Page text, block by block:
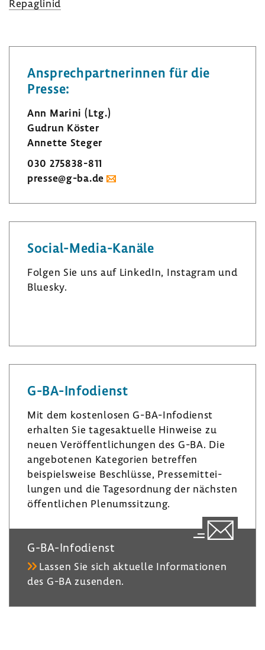
Repaglinid
Ansprech­part­ne­rinnen für die
Presse:
Ann Marini (Ltg.)
Gudrun Köster
Annette Steger
030 275838-​811
presse@g-ba.de
Social-​Media-Kanäle
Folgen Sie uns auf LinkedIn, Insta­gram und
Bluesky.
n
k
d
n
s
t
­
r
a
m
u
e
k
G-​BA-Infodienst
Mit dem kosten­losen G-​BA-Infodienst
erhalten Sie tages­ak­tu­elle Hinweise zu
neuen Veröf­fent­li­chungen des G-BA. Die
ange­bo­tenen Kate­go­rien betreffen
beispiels­weise Beschlüsse, Pres­se­mit­tei­
lungen und die Tages­ord­nung der nächsten
öffent­li­chen Plenumssit­zung.
G-​BA-Infodienst
Lassen Sie sich aktu­elle Infor­ma­tionen
des G-BA zusenden.